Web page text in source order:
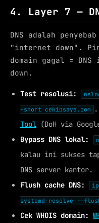
4. Layer 7 —
DNS adalah
"internet down".
domain gagal =
down.
Test resolusi:
+short cekipsaya.com
Tool (DoH via
Bypass DNS lokal:
kalau ini sukses
DNS server kantor.
Flush cache DNS:
systemd-resolve --
Cek WHOIS domain: